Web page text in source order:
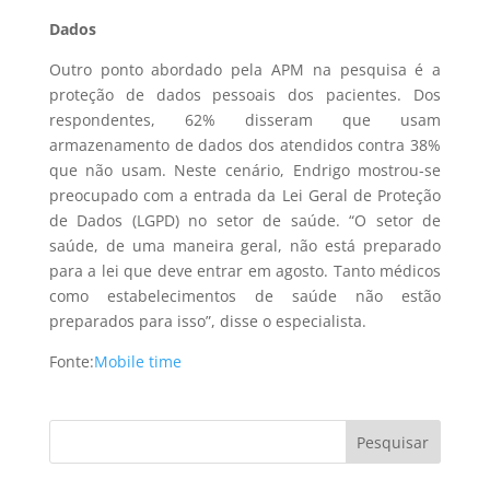
Dados
Outro ponto abordado pela APM na pesquisa é a
proteção de dados pessoais dos pacientes. Dos
respondentes, 62% disseram que usam
armazenamento de dados dos atendidos contra 38%
que não usam. Neste cenário, Endrigo mostrou-se
preocupado com a entrada da Lei Geral de Proteção
de Dados (LGPD) no setor de saúde. “O setor de
saúde, de uma maneira geral, não está preparado
para a lei que deve entrar em agosto. Tanto médicos
como estabelecimentos de saúde não estão
preparados para isso”, disse o especialista.
Fonte:Mobile time
Pesquisar